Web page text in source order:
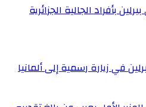
بأفراد الجالية الجزائرية
في زيارة رسمية إلى ألمانيا